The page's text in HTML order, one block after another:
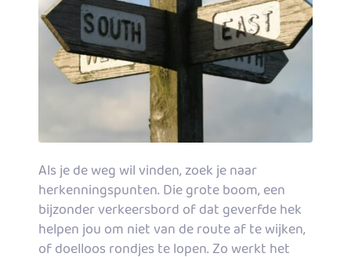
Als je de weg wil vinden, zoek je naar
herkenningspunten. Die grote boom, een
bijzonder verkeersbord of dat geverfde hek
helpen jou om niet van de route af te wijken,
of doelloos rondjes te lopen. Zo werkt het